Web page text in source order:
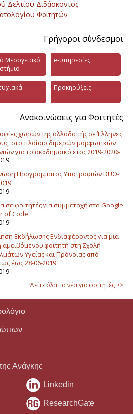
Δελτίου Διδάσκοντος
Φοιτητών
Γρήγοροι σύνδεσμοι
Μεσογειακό
e-υπηρεσίες
Προκηρύξεις
Ανακοινώσεις για Φοιτητές
χωρών της αλλοδαπής σε Έλληνες
στο πλαίσιο διμερών μορφωτικών
για το ακαδημαϊκό έτος 2019-2020»
Προγράμματος Υποτροφιών DUO-
σε φοιτητές για συμμετοχή στο Google
of Code
Εκδήλωσης Ενδιαφέροντος για μια
αμειβόμενου φοιτητή στη Σχολή
Υγείας και Πρόνοιας από
έως 28-06-2019
Δείτε όλα τα νέα για φοιτητές >>
Ανάγκης
Linkedin
ResearchGate